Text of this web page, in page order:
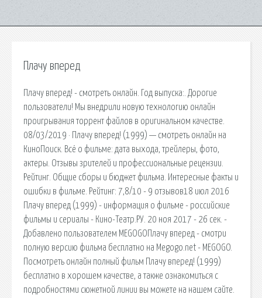
Плачу вперед
Плачу вперед! - смотреть онлайн. Год выпуска:. Дорогие
пользователи! Мы внедрили новую технологию онлайн
проигрывания торрент файлов в оригинальном качестве.
08/03/2019 · Плачу вперед! (1999) — смотреть онлайн на
КиноПоиск. Всё о фильме: дата выхода, трейлеры, фото,
актеры. Отзывы зрителей и профессиональные рецензии.
Рейтинг. Общие сборы и бюджет фильма. Интересные факты и
ошибки в фильме. Рейтинг: 7,8/10 - 9 отзывов18 июл 2016
Плачу вперед (1999) - информация о фильме - российские
фильмы и сериалы - Кино-Театр.РУ. 20 ноя 2017 - 26 сек. -
Добавлено пользователем MEGOGOПлачу вперед - смотри
полную версию фильма бесплатно на Megogo.net - MEGOGO.
Посмотреть онлайн полный фильм Плачу вперед! (1999)
бесплатно в хорошем качестве, а также ознакомиться с
подробностями сюжетной линии вы можете на нашем сайте.